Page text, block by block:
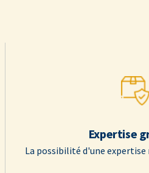
Expertise
La possibilité d'une expertise